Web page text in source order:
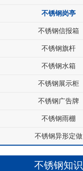
不锈钢岗亭
不锈钢信报箱
不锈钢旗杆
不锈钢水箱
不锈钢展示柜
不锈钢广告牌
不锈钢雨棚
不锈钢异形定做
不锈钢知识